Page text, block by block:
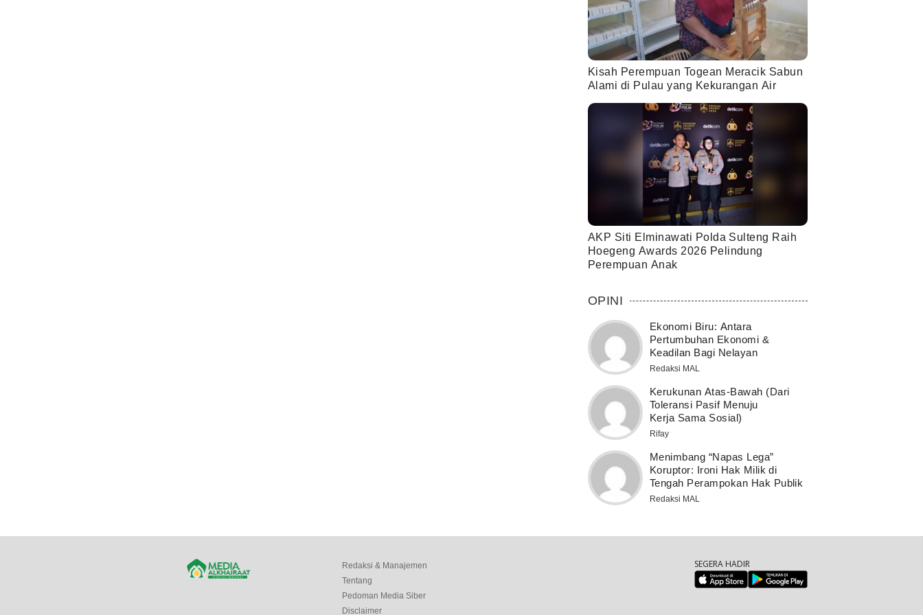
Kisah Perempuan Togean Meracik Sabun
Alami di Pulau yang Kekurangan Air
AKP Siti Elminawati Polda Sulteng Raih
Hoegeng Awards 2026 Pelindung
Perempuan Anak
OPINI
Ekonomi Biru: Antara
Pertumbuhan Ekonomi &
Keadilan Bagi Nelayan
Redaksi MAL
Kerukunan Atas-Bawah (Dari
Toleransi Pasif Menuju
Kerja Sama Sosial)
Rifay
Menimbang “Napas Lega”
Koruptor: Ironi Hak Milik di
Tengah Perampokan Hak Publik
Redaksi MAL
Redaksi & Manajemen
Tentang
Pedoman Media Siber
Disclaimer
SEGERA HADIR